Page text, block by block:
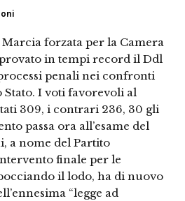
forzata per la Camera
in tempi record il Ddl
penali nei confronti
I voti favorevoli al
309, i contrari 236, 30 gli
passa ora all’esame del
a nome del Partito
finale per le
il lodo, ha di nuovo
“legge ad